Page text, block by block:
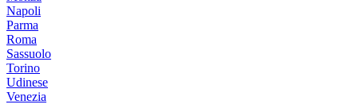
Napoli
Parma
Roma
Sassuolo
Torino
Udinese
Venezia